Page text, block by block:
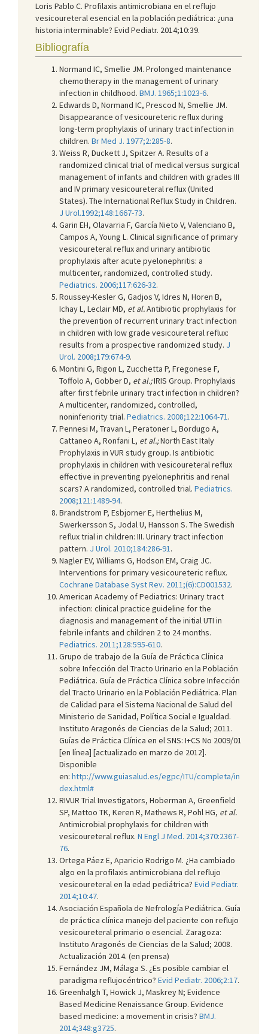
Loris Pablo C. Profilaxis antimicrobiana en el reflujo
vesicoureteral esencial en la población pediátrica: ¿una
historia interminable? Evid Pediatr. 2014;10:39.
Bibliografía
Normand IC, Smellie JM. Prolonged maintenance
chemotherapy in the management of urinary
infection in childhood. BMJ. 1965;1:1023-6.
Edwards D, Normand IC, Prescod N, Smellie JM.
Disappearance of vesicoureteric reflux during
long-term prophylaxis of urinary tract infection in
children. Br Med J. 1977;2:285-8.
Weiss R, Duckett J, Spitzer A. Results of a
randomized clinical trial of medical versus surgical
management of infants and children with grades III
and IV primary vesicoureteral reflux (United
States). The International Reflux Study in Children.
J Urol.1992;148:1667-73.
Garin EH, Olavarria F, García Nieto V, Valenciano B,
Campos A, Young L. Clinical significance of primary
vesicoureteral reflux and urinary antibiotic
prophylaxis after acute pyelonephritis: a
multicenter, randomized, controlled study.
Pediatrics. 2006;117:626-32.
Roussey-Kesler G, Gadjos V, Idres N, Horen B,
Ichay L, Leclair MD, et al.Antibiotic prophylaxis for
the prevention of recurrent urinary tract infection
in children with low grade vesicoureteral reflux:
results from a prospective randomized study. J
Urol. 2008;179:674-9.
Montini G, Rigon L, Zucchetta P, Fregonese F,
Toffolo A, Gobber D, et al.;IRIS Group. Prophylaxis
after first febrile urinary tract infection in children?
A multicenter, randomized, controlled,
noninferiority trial. Pediatrics. 2008;122:1064-71 .
Pennesi M, Travan L, Peratoner L, Bordugo A,
Cattaneo A, Ronfani L, et al.;North East Italy
Prophylaxis in VUR study group. Is antibiotic
prophylaxis in children with vesicoureteral reflux
effective in preventing pyelonephritis and renal
scars? A randomized, controlled trial. Pediatrics.
2008;121:1489-94.
Brandstrom P, Esbjorner E, Herthelius M,
Swerkersson S, Jodal U, Hansson S. The Swedish
reflux trial in children: III. Urinary tract infection
pattern. J Urol. 2010;184:286-91 .
Nagler EV, Williams G, Hodson EM, Craig JC.
Interventions for primary vesicoureteric reflux.
Cochrane Database Syst Rev. 2011;(6):CD001532.
American Academy of Pediatrics: Urinary tract
infection: clinical practice guideline for the
diagnosis and management of the initial UTI in
febrile infants and children 2 to 24 months.
Pediatrics. 2011;128:595-610.
Grupo de trabajo de la Guía de Práctica Clínica
sobre Infección del Tracto Urinario en la Población
Pediátrica. Guía de Práctica Clínica sobre Infección
del Tracto Urinario en la Población Pediátrica. Plan
de Calidad para el Sistema Nacional de Salud del
Ministerio de Sanidad, Política Social e Igualdad.
Instituto Aragonés de Ciencias de la Salud; 2011.
Guías de Práctica Clínica en el SNS: I+CS No 2009/01
[en línea] [actualizado en marzo de 2012].
Disponible
en: http://www.guiasalud.es/egpc/ITU/completa/in
dex.html#
RIVUR Trial Investigators, Hoberman A, Greenfield
SP, Mattoo TK, Keren R, Mathews R, Pohl HG, et al.
Antimicrobial prophylaxis for children with
vesicoureteral reflux. N Engl J Med. 2014;370:2367-
76.
Ortega Páez E, Aparicio Rodrigo M. ¿Ha cambiado
algo en la profilaxis antimicrobiana del reflujo
vesicoureteral en la edad pediátrica? Evid Pediatr.
2014;10:47.
Asociación Española de Nefrología Pediátrica. Guía
de práctica clínica manejo del paciente con reflujo
vesicoureteral primario o esencial. Zaragoza:
Instituto Aragonés de Ciencias de la Salud; 2008.
Actualización 2014. (en prensa)
Fernández JM, Málaga S. ¿Es posible cambiar el
paradigma reflujocéntrico? Evid Pediatr. 2006;2:17.
Greenhalgh T, Howick J, Maskrey N; Evidence
Based Medicine Renaissance Group. Evidence
based medicine: a movement in crisis? BMJ.
2014;348:g3725.